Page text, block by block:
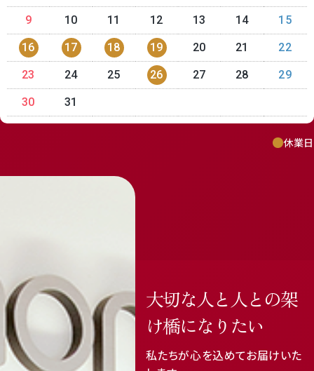
9 10 11 12 13 14 15
16 17 18 19 20 21 22
23 24 25 26 27 28 29
30 31
休業日
大切な人と人との架
け橋になりたい
私たちが心を込めてお届けいた